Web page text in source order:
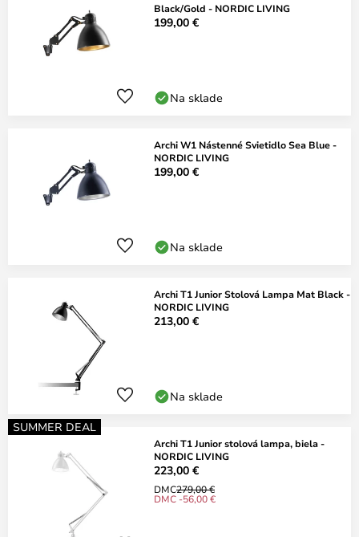
Black/Gold - NORDIC LIVING
199,00 €
Na sklade
Archi W1 Nástenné Svietidlo Sea Blue -
NORDIC LIVING
199,00 €
Na sklade
Archi T1 Junior Stolová Lampa Mat Black -
NORDIC LIVING
213,00 €
Na sklade
SUMMER DEAL
Archi T1 Junior stolová lampa, biela -
NORDIC LIVING
223,00 €
DMC279,00 €
DMC -56,00 €